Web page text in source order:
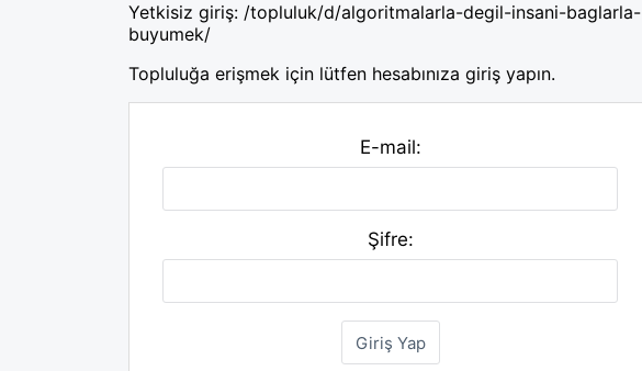
Yetkisiz giriş: /topluluk/d/algoritmalarla-degil-insani-baglarla-
buyumek/
Topluluğa erişmek için lütfen hesabınıza giriş yapın.
E-mail:
Şifre: